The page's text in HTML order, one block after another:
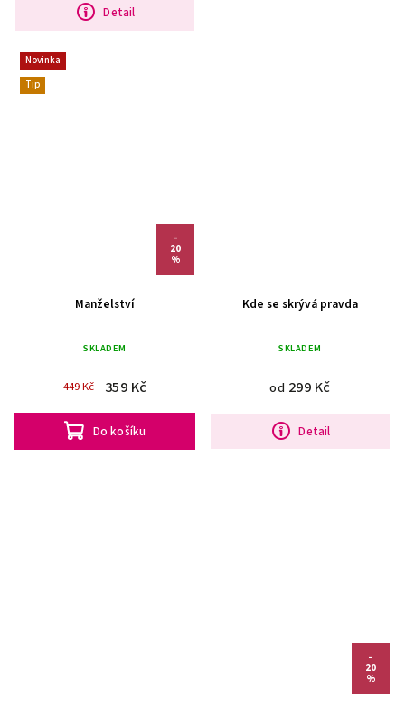
Detail
Novinka
Tip
–
20
%
Manželství
SKLADEM
449 Kč 359 Kč
Do košíku
Kde se skrývá pravda
SKLADEM
od 299 Kč
Detail
–
20
%